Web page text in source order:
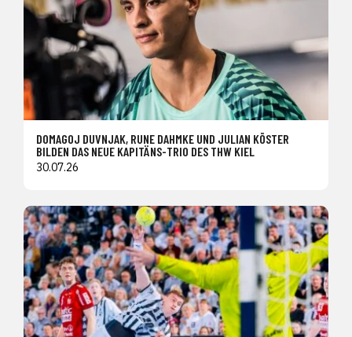
DOMAGOJ DUVNJAK, RUNE DAHMKE UND JULIAN KÖSTER
BILDEN DAS NEUE KAPITÄNS-TRIO DES THW KIEL
30.07.26